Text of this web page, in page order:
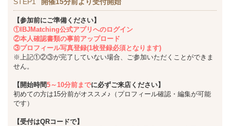
【参加前にご準備ください】
①IBJMatching公式アプリへのログイン
②本人確認書類の事前アップロード
③プロフィール写真登録(1枚登録必須となります)
※上記①②③が完了していない場合、ご参加いただくことができま
せん。
【開始時間5～10分前までに必ずご来店ください】
初めての方は15分前がオススメ♪（プロフィール確認・編集が可能
です）
【受付はQRコードで】